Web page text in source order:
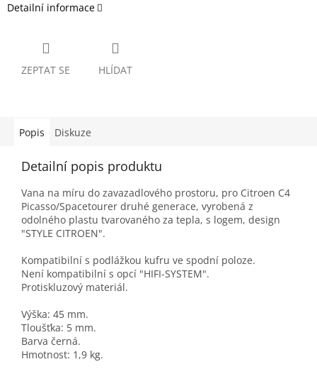
Detailní informace
ZEPTAT SE HLÍDAT
Popis Diskuze
Detailní popis produktu
Vana na míru do zavazadlového prostoru, pro Citroen C4
Picasso/Spacetourer druhé generace, vyrobená z
odolného plastu tvarovaného za tepla, s logem, design
"STYLE CITROEN".
Kompatibilní s podlážkou kufru ve spodní poloze.
Není kompatibilní s opcí "HIFI-SYSTEM".
Protiskluzový materiál.
Výška: 45 mm.
Tloušťka: 5 mm.
Barva černá.
Hmotnost: 1,9 kg.